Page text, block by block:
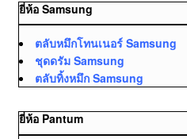
ยี่ห้อ Samsung
ตลับหมึกโทนเนอร์ Samsung
ชุดดรัม Samsung
ตลับทิ้งหมึก Samsung
ยี่ห้อ Pantum